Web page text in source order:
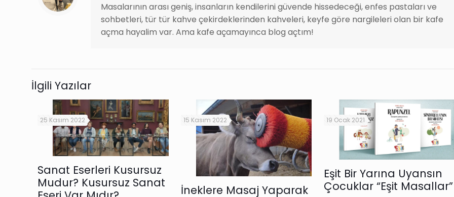
Masalarının arası geniş, insanların kendilerini güvende hissedeceği, enfes pastaları ve
sohbetleri, tür tür kahve çekirdeklerinden kahveleri, keyfe göre nargileleri olan bir kafe
açma hayalim var. Ama kafe açamayınca blog açtım!
İlgili Yazılar
25 Kasım 2022
Sanat Eserleri Kusursuz
Mudur? Kusursuz Sanat
15 Kasım 2022
İneklere Masaj Yaparak
19 Ocak 2021
Eşit Bir Yarına Uyansın
Çocuklar “Eşit Masallar”